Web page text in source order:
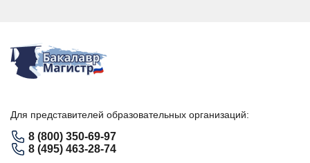
Для представителей образовательных организаций:
8 (800) 350-69-97
8 (495) 463-28-74